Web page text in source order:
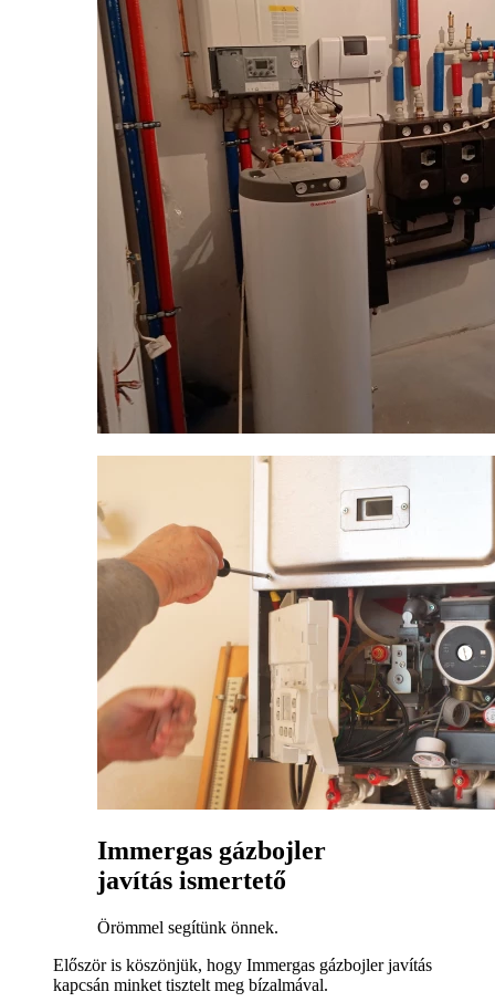
Immergas gázbojler
javítás ismertető
Örömmel segítünk önnek.
Először is köszönjük, hogy Immergas gázbojler javítás
kapcsán minket tisztelt meg bízalmával.